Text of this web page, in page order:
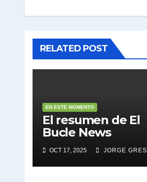
RELATED POST
EN ESTE MOMENTO
El resumen de El
Bucle News
OCT 17, 2025 JORGE GRES